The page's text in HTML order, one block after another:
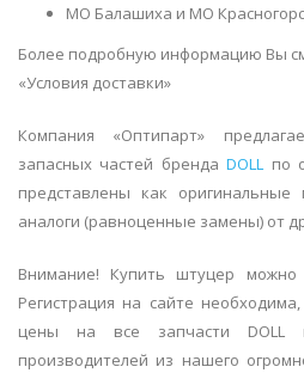
МО Балашиха и МО
Более подробную информацию Вы
«Условия доставки»
Компания «Оптипарт»
запасных частей брендаDOLL по
представлены как оригинальные
аналоги (равноценные замены) от
Внимание! Купить штуцер можно
Регистрация на сайте
цены на все запчасти DOLL
производителей из нашего